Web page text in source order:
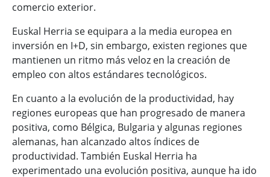
comercio exterior.
Euskal Herria se equipara a la media europea en
inversión en I+D, sin embargo, existen regiones que
mantienen un ritmo más veloz en la creación de
empleo con altos estándares tecnológicos.
En cuanto a la evolución de la productividad, hay
regiones europeas que han progresado de manera
positiva, como Bélgica, Bulgaria y algunas regiones
alemanas, han alcanzado altos índices de
productividad. También Euskal Herria ha
experimentado una evolución positiva, aunque ha ido